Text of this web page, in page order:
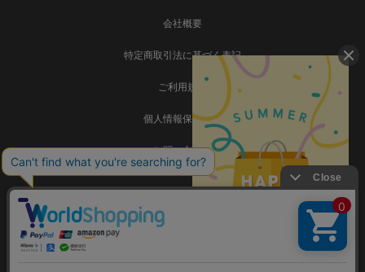
会社概要
特定商取引法に基づく表記
ご利用規約
個人情報保護方針
お問い合わせ
Copyright © SADAMATSU Co., Ltd. all rights reserved.